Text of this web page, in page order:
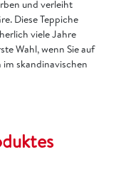
und verleiht
Diese Teppiche
viele Jahre
Wahl, wenn Sie auf
skandinavischen